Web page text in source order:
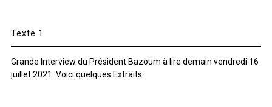
Texte 1
Grande Interview du Président Bazoum à lire demain vendredi 16
juillet 2021. Voici quelques Extraits.